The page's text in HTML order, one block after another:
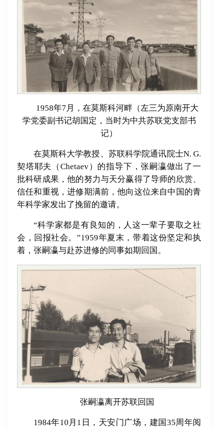
1958年7月，在莫斯科河畔（左三为原南开大
学党委副书记胡国定，当时为中共苏联党支部书
记）
在莫斯科大学教授、苏联科学院通讯院士N. G.
契塔耶夫（Chetaev）的指导下，张嗣瀛做出了一
批科研成果，他的努力与天分赢得了导师的欣赏、
信任和重视，进修期满前，他向这位来自中国的青
年科学家发出了挽留的邀请。
“科学家都是有良知的，人这一辈子要取之社
会，回报社会。”1959年夏末，带着这份坚定和执
着，张嗣瀛与赴苏进修的同事如期回国。
张嗣瀛离开苏联回国
1984年10月1日，天安门广场，建国35周年阅